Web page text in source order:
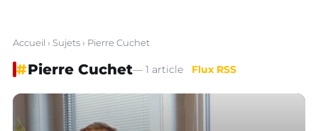
Accueil › Sujets› Pierre Cuchet
#Pierre Cuchet— 1 article Flux RSS